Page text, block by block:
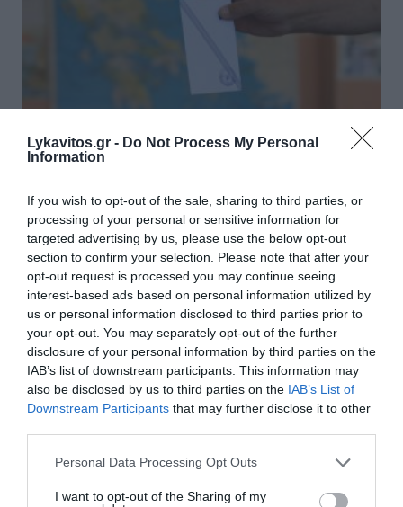
Lykavitos.gr - Do Not Process My Personal
Information
If you wish to opt-out of the sale, sharing to third parties, or
processing of your personal or sensitive information for
targeted advertising by us, please use the below opt-out
section to confirm your selection. Please note that after your
opt-out request is processed you may continue seeing
interest-based ads based on personal information utilized by
us or personal information disclosed to third parties prior to
your opt-out. You may separately opt-out of the further
disclosure of your personal information by third parties on the
IAB’s list of downstream participants. This information may
also be disclosed by us to third parties on the IAB’s List of
Downstream Participants that may further disclose it to other
Please note that this website/app uses one or more Google
not limited to your visit or usage behaviour. You may click to
Personal Data Processing Opt Outs
I want to opt-out of the Sharing of my
Άρχισε ο τζόγος για τον επόμενο
πρωθυπουργό - Το μεγάλο φαβορί, το
αουτσάιντερ και η... έκπληξη
Στο επίκεντρο των στοιχηματικών βρίσκεται ήδη η μάχη
για το ποιος θα είναι ο επόμενος Πρωθυπουργός της
Ελλάδας. Ο Κυριάκος Μητσοτάκης διατηρεί ξεκάθαρο
προβάδισμα στις αποδόσεις. ...
05 Αυγούστου 2026